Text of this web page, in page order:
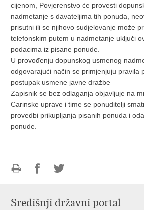
cijenom, Povjerenstvo će provesti
nadmetanje s davateljima tih ponuda,
prisutni ili se njihovo sudjelovanje može
telefonskim putem u nadmetanje uključi
podacima iz pisane ponude.
U provođenju dopunskog usmenog
odgovarajući način se primjenjuju pravila
postupak usmene javne dražbe
Zapisnik se bez odlaganja objavljuje na
Carinske uprave i time se ponuditelji
provedbi prikupljanja pisanih ponuda i
ponude.
FacebookuTwitteru
Središnji državni portal